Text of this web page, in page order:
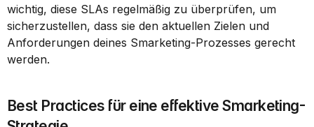
wichtig, diese SLAs regelmäßig zu überprüfen, um
sicherzustellen, dass sie den aktuellen Zielen und
Anforderungen deines Smarketing-Prozesses gerecht
werden.
Best Practices für eine effektive Smarketing-